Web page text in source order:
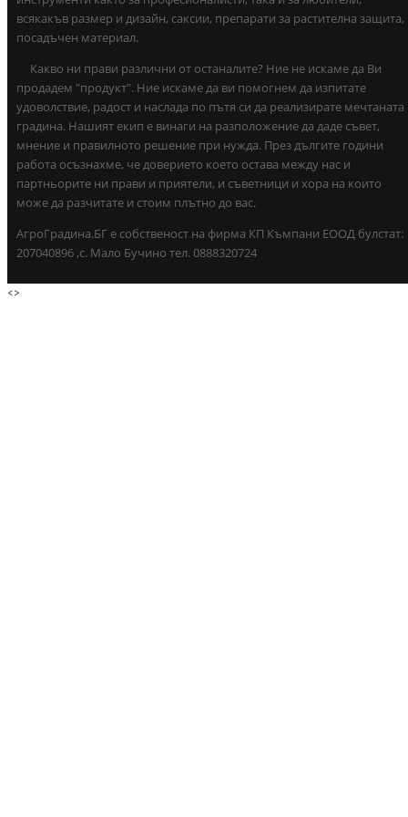
всякакъв размер и дизайн, саксии, препарати за растителна защита,
посадъчен материал.
Какво ни прави различни от останалите? Ние не искаме да Ви
продадем "продукт". Ние искаме да ви помогнем да изпитате
удоволствие, радост и наслада по пътя си да реализирате мечтаната
градина. Нашият екип е винаги на разположение да даде съвет,
мнение и правилното решение при нужда. През дългите години
работа осъзнахме, че доверието което остава между нас и
партньорите ни прави и приятели, и съветници и хора на които
може да разчитате и стоим плътно до вас.
АгроГрадина.БГ е собственост на фирма КП Къмпани ЕООД булстат:
207040896 ,с. Мало Бучино тел. 0888320724
<>